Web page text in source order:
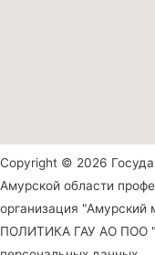
Copyright © 2026
Амурской области
организация
ПОЛИТИКА ГАУ АО ПОО